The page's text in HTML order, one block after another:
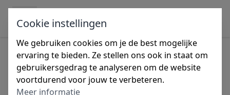
Ga naar de inhoud
Tijdens de vakantieperiode zijn wij gesloten
van 27 juli tot 14 augustus. Bestellingen
Cookie instellingen
We gebruiken cookies om je de best mogelijke
ervaring te bieden. Ze stellen ons ook in staat om
gebruikersgedrag te analyseren om de website
voortdurend voor jouw te verbeteren.
Meer informatie